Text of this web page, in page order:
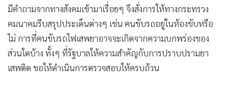
การเมือง
• ท่องเที่ยว
• กีฬา
• ต่างประเทศ
มีคำถามจากทางสังคมเข้ามาเรื่อยๆ จึงสั่งการให้ทางกระทรวง
คมนาคมรีบสรุปประเด็นต่างๆ เช่น คนขับรถอยู่ในห้องขับหรือ
ไม่ การที่คนขับรถไฟเสพยาอาจจะเกิดจากความบกพร่องของ
ส่วนใดบ้าง ทั้งๆ ที่รัฐบาลให้ความสำคัญกับการปราบปรามยา
เสพติด ขอให้ดำเนินการตรวจสอบให้ครบถ้วน